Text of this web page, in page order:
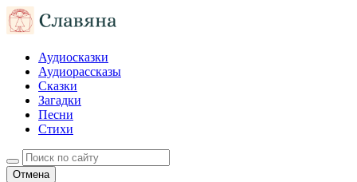
Аудиосказки
Аудиорассказы
Сказки
Загадки
Песни
Стихи
Отмена